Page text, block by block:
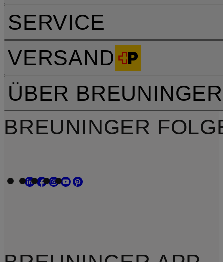
SERVICE
VERSAND
ÜBER BREUNINGER
BREUNINGER